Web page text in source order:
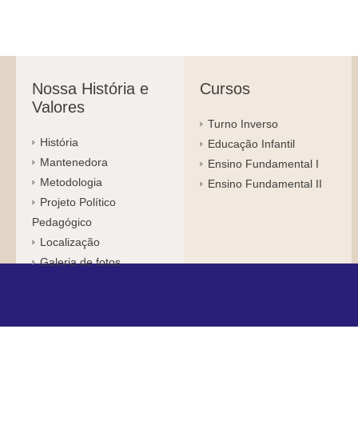
Nossa História e
Valores
História
Mantenedora
Metodologia
Projeto Político
Pedagógico
Localização
Galeria de fotos
Cursos
Turno Inverso
Educação Infantil
Ensino Fundamental I
Ensino Fundamental II